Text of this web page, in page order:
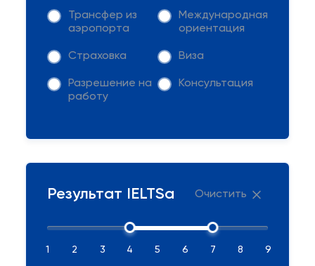
Трансфер из
аэропорта
Международная
ориентация
Страховка Виза
Разрешение на
работу
Консультация
Результат IELTSа Очистить
1 2 3 4 5 6 7 8 9